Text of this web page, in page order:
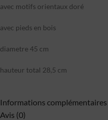
avec motifs orientaux doré
avec pieds en bois
diametre 45 cm
hauteur total 28,5 cm
Informations complémentaires
Avis (0)